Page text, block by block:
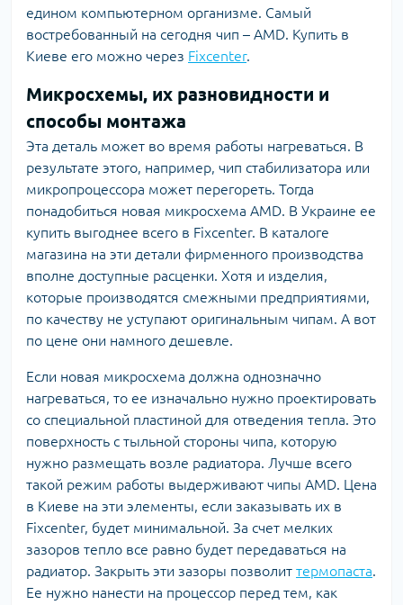
едином компьютерном организме. Самый
востребованный на сегодня чип – AMD. Купить в
Киеве его можно через Fixcenter.
Микросхемы, их разновидности и
способы монтажа
Эта деталь может во время работы нагреваться. В
результате этого, например, чип стабилизатора или
микропроцессора может перегореть. Тогда
понадобиться новая микросхема AMD. В Украине ее
купить выгоднее всего в Fixcenter. В каталоге
магазина на эти детали фирменного производства
вполне доступные расценки. Хотя и изделия,
которые производятся смежными предприятиями,
по качеству не уступают оригинальным чипам. А вот
по цене они намного дешевле.
Если новая микросхема должна однозначно
нагреваться, то ее изначально нужно проектировать
со специальной пластиной для отведения тепла. Это
поверхность с тыльной стороны чипа, которую
нужно размещать возле радиатора. Лучше всего
такой режим работы выдерживают чипы AMD. Цена
в Киеве на эти элементы, если заказывать их в
Fixcenter, будет минимальной. За счет мелких
зазоров тепло все равно будет передаваться на
радиатор. Закрыть эти зазоры позволит термопаста.
Ее нужно нанести на процессор перед тем, как